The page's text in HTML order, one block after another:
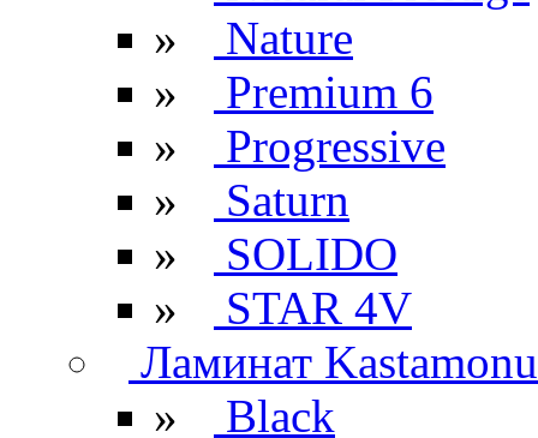
»
Nature
»
Premium 6
»
Progressive
»
Saturn
»
SOLIDO
»
STAR 4V
Ламинат Kastamonu
»
Black